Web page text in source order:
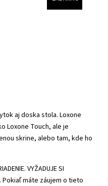
aj doska stola. Loxone
Loxone Touch, ale je
skrine, alebo tam, kde ho
VYŽADUJE SI
. Pokiaľ máte záujem o tieto